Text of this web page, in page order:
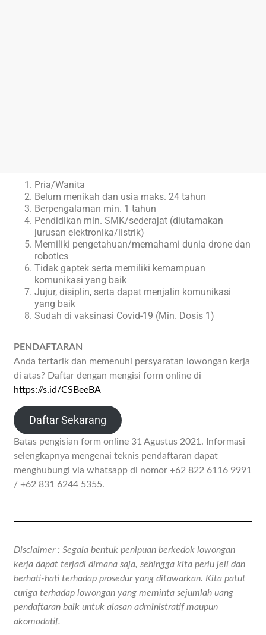
Pria/Wanita
Belum menikah dan usia maks. 24 tahun
Berpengalaman min. 1 tahun
Pendidikan min. SMK/sederajat (diutamakan
jurusan elektronika/listrik)
Memiliki pengetahuan/memahami dunia drone dan
robotics
Tidak gaptek serta memiliki kemampuan
komunikasi yang baik
Jujur, disiplin, serta dapat menjalin komunikasi
yang baik
Sudah di vaksinasi Covid-19 (Min. Dosis 1)
PENDAFTARAN
Anda tertarik dan memenuhi persyaratan lowongan kerja
di atas? Daftar dengan mengisi form online di
https://s.id/CSBeeBA
Daftar Sekarang
Batas pengisian form online 31 Agustus 2021. Informasi
selengkapnya mengenai teknis pendaftaran dapat
menghubungi via whatsapp di nomor +62 822 6116 9991
/ +62 831 6244 5355.
Disclaimer : Segala bentuk penipuan berkedok lowongan
kerja dapat terjadi dimana saja, sehingga kita perlu jeli dan
berhati-hati terhadap prosedur yang ditawarkan. Kita patut
curiga terhadap lowongan yang meminta sejumlah uang
pendaftaran baik untuk alasan administratif maupun
akomodatif.